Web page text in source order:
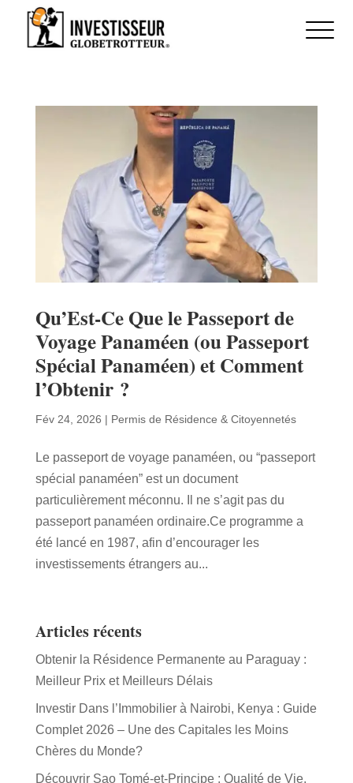
Qu’Est-Ce Que le Passeport de
Voyage Panaméen (ou Passeport
Spécial Panaméen) et Comment
l’Obtenir ?
Fév 24, 2026 | Permis de Résidence & Citoyennetés
Le passeport de voyage panaméen, ou “passeport
spécial panaméen” est un document
particulièrement méconnu. Il ne s’agit pas du
passeport panaméen ordinaire.Ce programme a
été lancé en 1987, afin d’encourager les
investissements étrangers au...
Articles récents
Obtenir la Résidence Permanente au Paraguay :
Meilleur Prix et Meilleurs Délais
Investir Dans l’Immobilier à Nairobi, Kenya : Guide
Complet 2026 – Une des Capitales les Moins
Chères du Monde?
Découvrir Sao Tomé-et-Principe : Qualité de Vie,